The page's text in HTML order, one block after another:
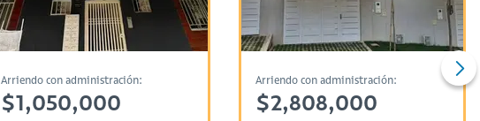
Arriendo con administración:
$1,050,000
Arriendo con administración:
$2,808,000